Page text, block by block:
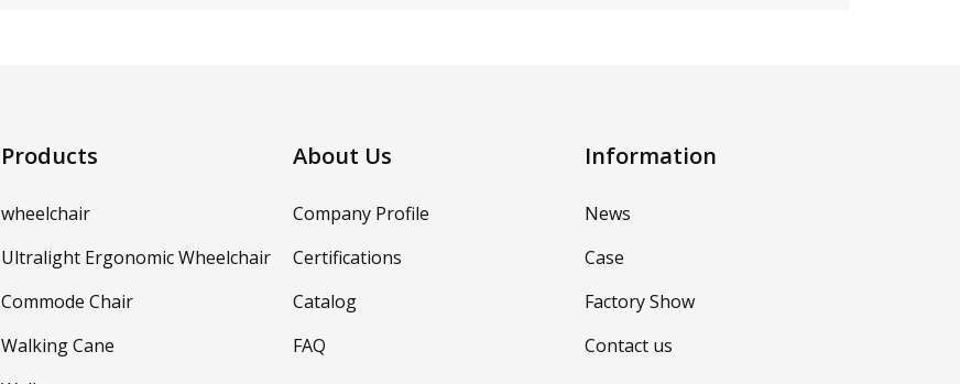
Products
wheelchair
Ultralight Ergonomic Wheelchair
Commode Chair
Walking Cane
About Us
Company Profile
Certifications
Catalog
FAQ
Information
News
Case
Factory Show
Contact us